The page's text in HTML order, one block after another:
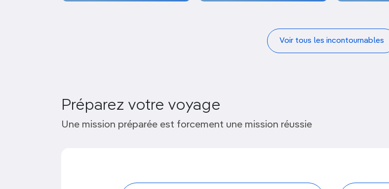
Voir tous les incontournables
Préparez votre voyage
Une mission préparée est forcement une mission réussie